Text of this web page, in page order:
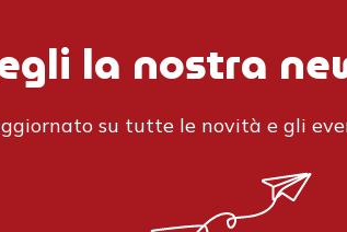
la nostra
su tutte le novità e gli